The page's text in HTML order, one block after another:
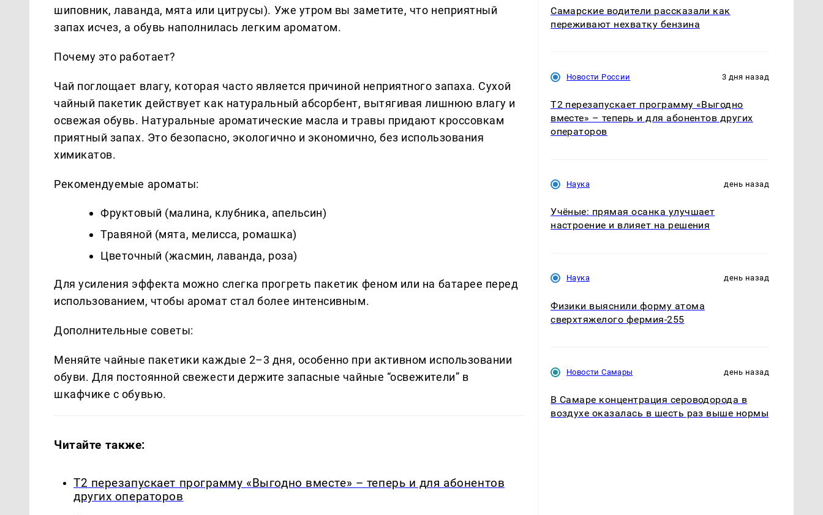
шиповник, лаванда, мята или цитрусы). Уже утром вы заметите, что неприятный
запах исчез, а обувь наполнилась легким ароматом.
Почему это работает?
Чай поглощает влагу, которая часто является причиной неприятного запаха. Сухой
чайный пакетик действует как натуральный абсорбент, вытягивая лишнюю влагу и
освежая обувь. Натуральные ароматические масла и травы придают кроссовкам
приятный запах. Это безопасно, экологично и экономично, без использования
химикатов.
Рекомендуемые ароматы:
Фруктовый (малина, клубника, апельсин)
Травяной (мята, мелисса, ромашка)
Цветочный (жасмин, лаванда, роза)
Для усиления эффекта можно слегка прогреть пакетик феном или на батарее перед
использованием, чтобы аромат стал более интенсивным.
Дополнительные советы:
Меняйте чайные пакетики каждые 2–3 дня, особенно при активном использовании
обуви. Для постоянной свежести держите запасные чайные “освежители” в
шкафчике с обувью.
Читайте также:
Т2 перезапускает программу «Выгодно вместе» – теперь и для абонентов
других операторов
Самарские водители рассказали как
переживают нехватку бензина
Новости России 3 дня назад
Т2 перезапускает программу «Выгодно
вместе» – теперь и для абонентов других
операторов
Наука день назад
Учёные: прямая осанка улучшает
настроение и влияет на решения
Наука день назад
Физики выяснили форму атома
сверхтяжелого фермия-255
Новости Самары день назад
В Самаре концентрация сероводорода в
воздухе оказалась в шесть раз выше нормы